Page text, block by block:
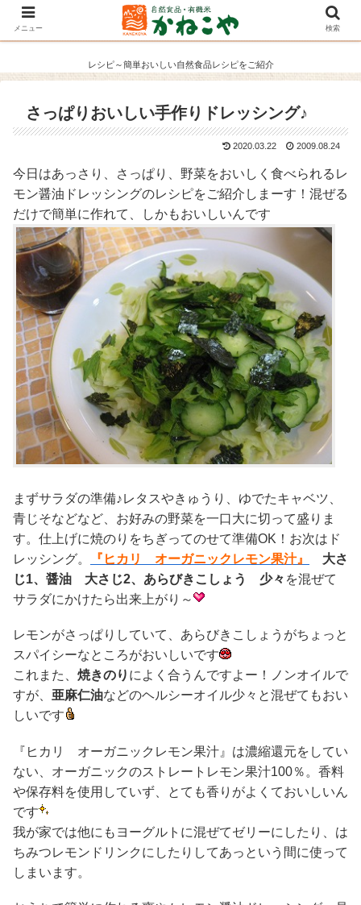
レシピ～簡単おいしい自然食品レシピをご紹介
さっぱりおいしい手作りドレッシング♪
2020.03.22 2009.08.24
今日はあっさり、さっぱり、野菜をおいしく食べられるレ
モン醤油ドレッシングのレシピをご紹介しまーす！混ぜる
だけで簡単に作れて、しかもおいしいんです
まずサラダの準備♪レタスやきゅうり、ゆでたキャベツ、
青じそなどなど、お好みの野菜を一口大に切って盛りま
す。仕上げに焼のりをちぎってのせて準備OK！お次はド
レッシング。
『ヒカリ オーガニックレモン果汁』
大さ
じ1、醤油 大さじ2、あらびきこしょう 少々 を混ぜて
サラダにかけたら出来上がり～
レモンがさっぱりしていて、あらびきこしょうがちょっと
スパイシーなところがおいしいです
これまた、 焼きのり によく合うんですよー！ノンオイルで
すが、 亜麻仁油などのヘルシーオイル少々と混ぜてもおい
しいです
『ヒカリ オーガニックレモン果汁』は濃縮還元をしてい
ない、オーガニックのストレートレモン果汁100％。香料
や保存料を使用していず、とても香りがよくておいしいん
です
我が家では他にもヨーグルトに混ぜてゼリーにしたり、は
ちみつレモンドリンクにしたりしてあっという間に使って
しまいます。
メニュー 検索